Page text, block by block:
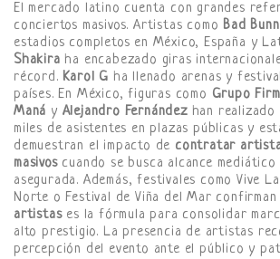
El mercado latino cuenta con grandes
conciertos masivos. Artistas como Bad
estadios completos en México, España y
Shakira ha encabezado giras
récord. Karol G ha llenado arenas y
países. En México, figuras como Grupo
Maná y Alejandro Fernándezhan realizado
miles de asistentes en plazas públicas y
demuestran el impacto de contratar
masivoscuando se busca alcance
asegurada. Además, festivales como Vive
Norte o Festival de Viña del Mar confirman
artistases la fórmula para consolidar
alto prestigio. La presencia de artistas
percepción del evento ante el público y